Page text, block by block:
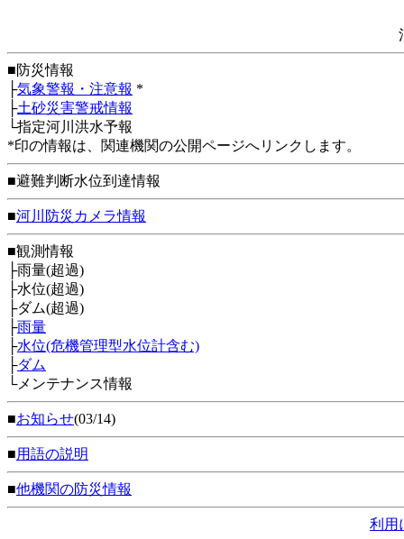
■防災情報
├気象警報・注意報 *
├土砂災害警戒情報
└指定河川洪水予報
*印の情報は、関連機関の公開ページへリンクします。
■避難判断水位到達情報
■河川防災カメラ情報
■観測情報
├雨量(超過)
├水位(超過)
├ダム(超過)
├雨量
├水位(危機管理型水位計含む)
├ダム
└メンテナンス情報
■お知らせ(03/14)
■用語の説明
■他機関の防災情報
利用